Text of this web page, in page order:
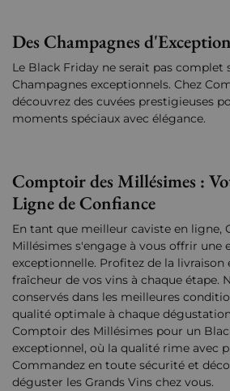
Des Champagnes
Le Black Friday ne serait pas complet
Champagnes exceptionnels. Chez
découvrez des cuvées prestigieuses
moments spéciaux avec élégance.
Comptoir des Millésimes :
Ligne de Confiance
En tant que meilleur caviste en ligne,
Millésimes s'engage à vous offrir une
exceptionnelle. Profitez de la livraison
fraîcheur de vos vins à chaque étape.
conservés dans les meilleures
qualité optimale à chaque
Comptoir des Millésimes pour un
exceptionnel, où la qualité rime avec
Commandez en toute sécurité et
déguster les Grands Vins chez vous.